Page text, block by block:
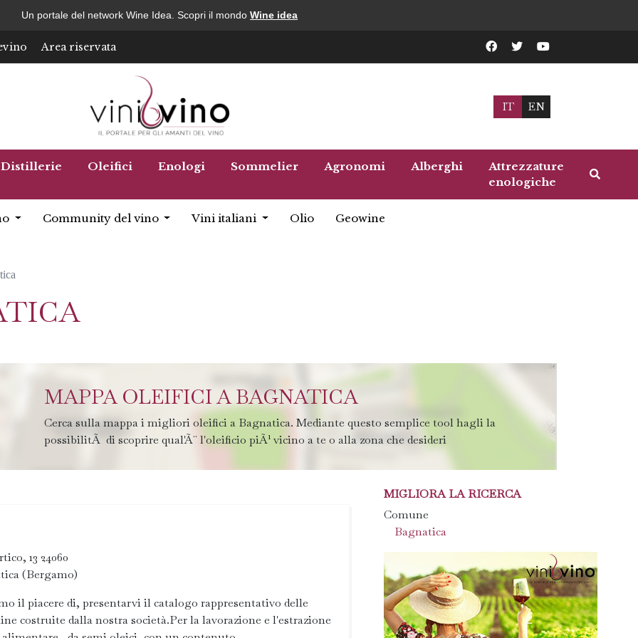
Un portale del network Wine Idea. Scopri il mondo Wine idea
Area riservata
IT EN
Distillerie Oleifici Enologi Sommelier Agronomi Alberghi
Attrezzature
enologiche
Community del vino Vini italiani Olio Geowine
MAPPA OLEIFICI A BAGNATICA
Cerca sulla mappa i migliori oleifici a Bagnatica. Mediante questo semplice tool hagli la
possibilitÃ di scoprire qual'Ã¨ l'oleificio piÃ¹ vicino a te o alla zona che desideri
13 24060
(Bergamo)
il piacere di, presentarvi il catalogo rappresentativo delle
costruite dalla nostra società.Per la lavorazione e l'estrazione
MIGLIORA LA RICERCA
Comune
Bagnatica